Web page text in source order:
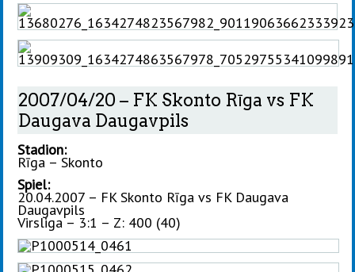
2007/04/20 – FK Skonto Rīga vs FK
Daugava Daugavpils
Stadion:
Rīga – Skonto
Spiel:
20.04.2007 – FK Skonto Rīga vs FK Daugava
Daugavpils
Virsliga – 3:1 – Z: 400 (40)